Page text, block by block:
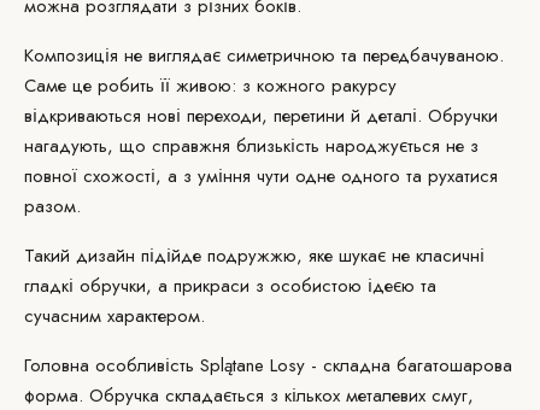
можна розглядати з різних боків.
Композиція не виглядає симетричною та передбачуваною.
Саме це робить її живою: з кожного ракурсу
відкриваються нові переходи, перетини й деталі. Обручки
нагадують, що справжня близькість народжується не з
повної схожості, а з уміння чути одне одного та рухатися
разом.
Такий дизайн підійде подружжю, яке шукає не класичні
гладкі обручки, а прикраси з особистою ідеєю та
сучасним характером.
Головна особливість Splątane Losy - складна багатошарова
форма. Обручка складається з кількох металевих смуг,